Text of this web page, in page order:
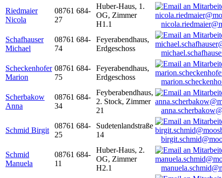
Riedmaier
Nicola
08761 684-
27
Huber-Haus, 1.
OG, Zimmer
H1.1
Schafhauser
Michael
08761 684-
74
Feyerabendhaus,
Erdgeschoss
Scheckenhofer
Marion
08761 684-
75
Feyerabendhaus,
Erdgeschoss
Scherbakow
Anna
08761 684-
34
Feyberabendhaus,
2. Stock, Zimmer
21
Schmid Birgit
08761 684-
25
Sudetenlandstraße
14
Schmid
Manuela
08761 684-
11
Huber-Haus, 2.
OG, Zimmer
H2.1